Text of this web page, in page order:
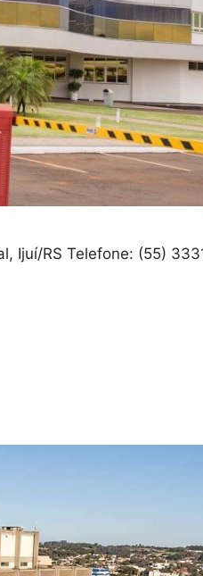
Ijuí/RS Telefone: (55)